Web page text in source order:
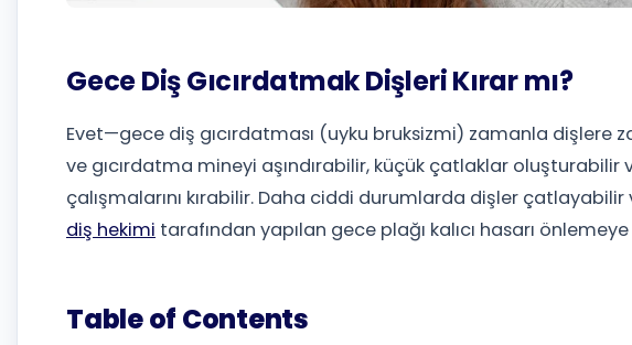
Gece Diş Gıcırdatmak Dişleri Kırar mı?
Evet—gece diş gıcırdatması (uyku bruksizmi) zamanla dişlere
ve gıcırdatma mineyi aşındırabilir, küçük çatlaklar
çalışmalarını kırabilir. Daha ciddi durumlarda dişler çatlayabilir
diş hekimi tarafından yapılan gece plağı kalıcı hasarı
Table of Contents